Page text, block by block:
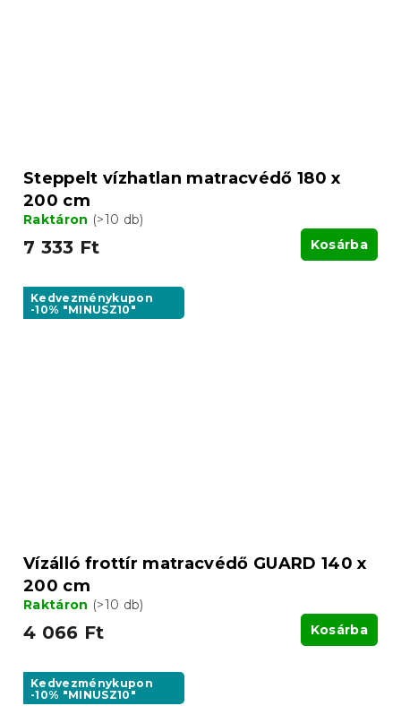
Steppelt vízhatlan matracvédő 180 x
200 cm
Raktáron (>10 db)
7 333 Ft Kosárba
Kedvezménykupon
-10% "MINUSZ10"
Vízálló frottír matracvédő GUARD 140 x
200 cm
Raktáron (>10 db)
4 066 Ft Kosárba
Kedvezménykupon
-10% "MINUSZ10"